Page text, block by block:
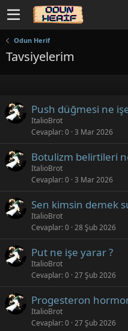
Odun Herif
Tavsiyelerim
Push düğmesi ne
ItalioBrot
Cevaplar 0 3 Mar 2026
Botulizm belirtileri
ItalioBrot
Cevaplar 0 3 Mar 2026
Sen kimsin demek
ItalioBrot
Cevaplar 0 28 Şub 2026
Put ne işe yarar ?
ItalioBrot
Cevaplar 0 27 Şub 2026
Progesteron
ItalioBrot
Cevaplar 0 27 Şub 2026